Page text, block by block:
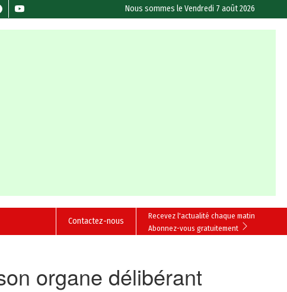
Nous sommes leVendredi 7 août 2026
Recevez l'actualité chaque matin
Abonnez-vous gratuitement
Contactez-nous
organe délibérant